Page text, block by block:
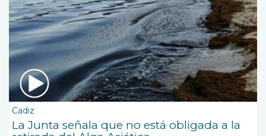
Cadiz
La Junta señala que no está obligada a la